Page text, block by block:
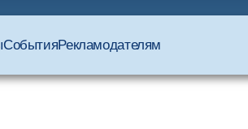
СобытияРекламодателям